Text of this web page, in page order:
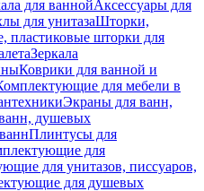
для ваннойАксессуары для
для унитазаШторки,
пластиковые шторки для
Зеркала
Коврики для ванной и
для мебели в
Экраны для ванн,
душевых
Плинтусы для
для
для унитазов, писсуаров,
для душевых